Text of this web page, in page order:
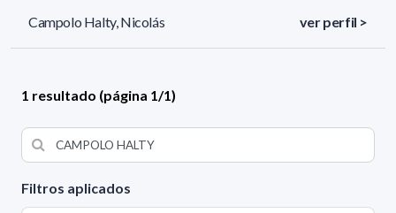
Filtros aplicados
Campolo Halty, Nicolás ver perfil >
1 resultado (página 1/1)